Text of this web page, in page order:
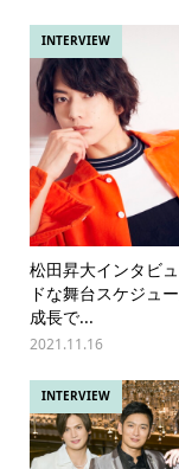
INTERVIEW
松田昇大インタビ
ドな舞台スケジュ
成長で...
2021.11.16
INTERVIEW